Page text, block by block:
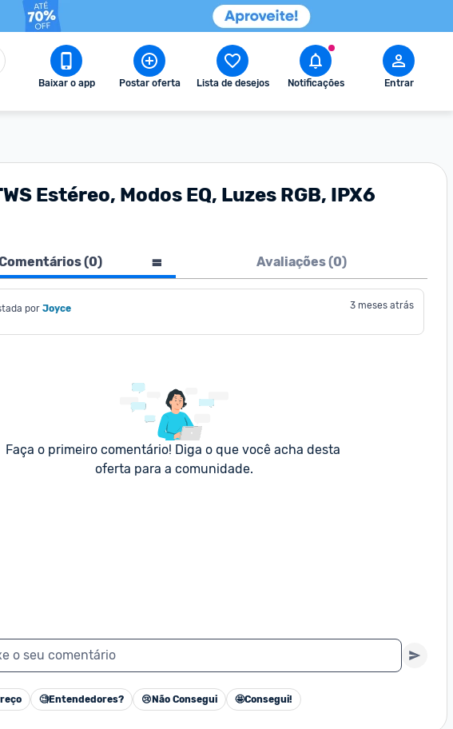
Baixar o app Postar oferta Lista de desejos Notificações Entrar
Estéreo, Modos EQ, Luzes RGB, IPX6
(0) Avaliações (0)
por Joyce 3 meses atrás
Faça o primeiro comentário! Diga o que você acha desta
oferta para a comunidade.
o seu comentário
🧐Entendedores? 😢 Não Consegui 🤩Consegui!